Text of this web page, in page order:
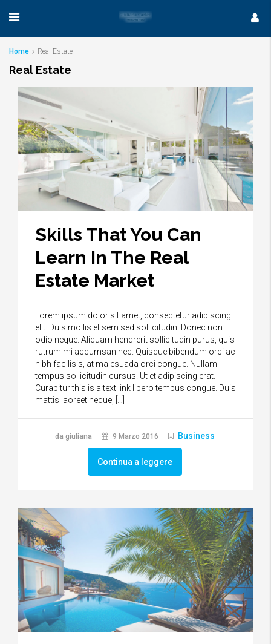
Home Real Estate
Real Estate
Skills That You Can
Learn In The Real
Estate Market
Lorem ipsum dolor sit amet, consectetur adipiscing
elit. Duis mollis et sem sed sollicitudin. Donec non
odio neque. Aliquam hendrerit sollicitudin purus, quis
rutrum mi accumsan nec. Quisque bibendum orci ac
nibh facilisis, at malesuada orci congue. Nullam
tempus sollicitudin cursus. Ut et adipiscing erat.
Curabitur this is a text link libero tempus congue. Duis
mattis laoreet neque, […]
da giuliana 9 Marzo 2016 Business
Continua a leggere